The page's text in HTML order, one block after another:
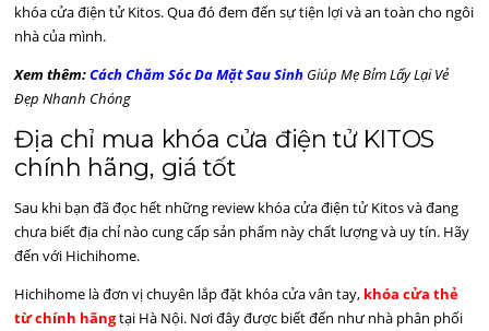
khóa cửa điện tử Kitos. Qua đó đem đến sự tiện lợi và an toàn cho ngôi
nhà của mình.
Xem thêm:Cách Chăm Sóc Da Mặt Sau Sinh Giúp Mẹ Bỉm Lấy Lại Vẻ
Đẹp Nhanh Chóng
Địa chỉ mua khóa cửa điện tử KITOS
chính hãng, giá tốt
Sau khi bạn đã đọc hết những review khóa cửa điện tử Kitos và đang
chưa biết địa chỉ nào cung cấp sản phẩm này chất lượng và uy tín. Hãy
đến với Hichihome.
Hichihome là đơn vị chuyên lắp đặt khóa cửa vân tay, khóa cửa thẻ
từ chính hãngtại Hà Nội. Nơi đây được biết đến như nhà phân phối